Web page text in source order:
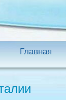
Главная